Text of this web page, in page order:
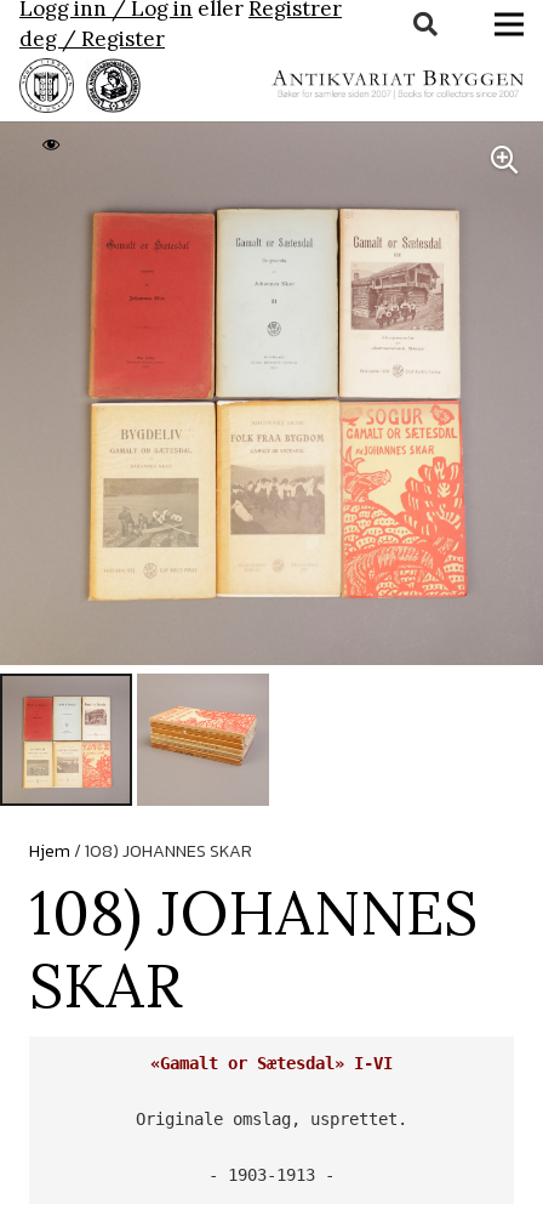
Logg inn / Log in ellerRegistrer
deg / Register
Hjem/ 108) JOHANNES SKAR
108) JOHANNES
SKAR
«Gamalt or Sætesdal» I-VI
Originale omslag, usprettet.
- 1903-1913 -